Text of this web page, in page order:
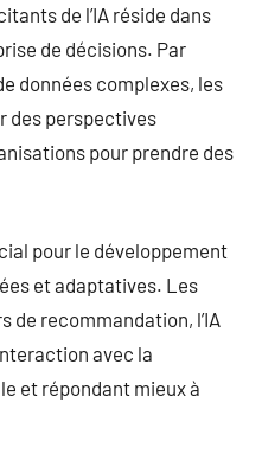
de l’IA réside dans
de décisions. Par
données complexes, les
des perspectives
pour prendre des
pour le développement
et adaptatives. Les
de recommandation, l’IA
avec la
et répondant mieux à